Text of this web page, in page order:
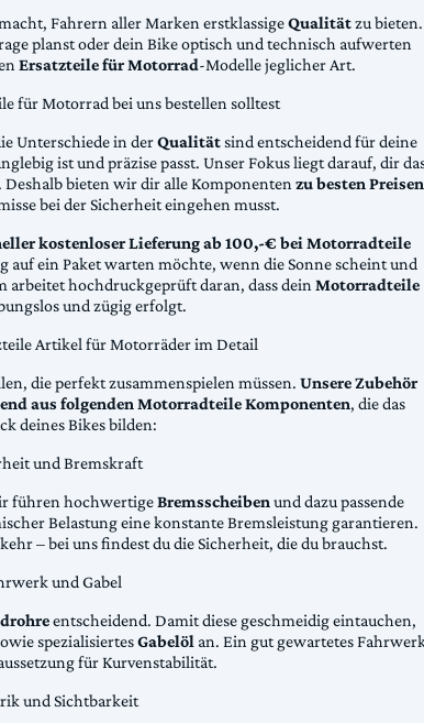
Fahrern aller Marken erstklassigeQualitätzu bieten.
planst oder dein Bike optisch und technisch aufwerten
Ersatzteile für Motorrad-Modelle jeglicher Art.
für Motorrad bei uns bestellen solltest
Unterschiede in derQualitätsind entscheidend für deine
ist und präzise passt. Unser Fokus liegt darauf, dir
bieten wir dir alle Komponentenzu besten Preisen
bei der Sicherheit eingehen musst.
kostenloser Lieferung ab 100,-€ bei Motorradteile
auf ein Paket warten möchte, wenn die Sonne scheint und
arbeitet hochdruckgeprüft daran, dass deinMotorradteile
und zügig erfolgt.
Artikel für Motorräder im Detail
die perfekt zusammenspielen müssen. Unsere Zubehör
aus folgenden Motorradteile Komponenten, die das
deines Bikes bilden:
und Bremskraft
führen hochwertigeBremsscheibenund dazu passende
Belastung eine konstante Bremsleistung garantieren.
– bei uns findest du die Sicherheit, die du brauchst.
und Gabel
entscheidend. Damit diese geschmeidig eintauchen,
spezialisiertesGabelöl an. Ein gut gewartetes
für Kurvenstabilität.
und Sichtbarkeit